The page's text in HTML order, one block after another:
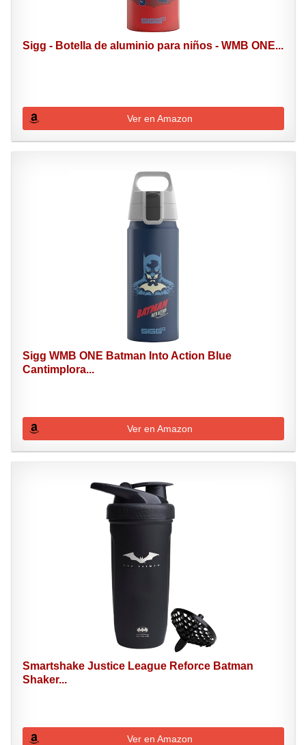
Sigg - Botella de aluminio para niños - WMB ONE...
Ver en Amazon
Sigg WMB ONE Batman Into Action Blue
Cantimplora...
Ver en Amazon
Smartshake Justice League Reforce Batman
Shaker...
Ver en Amazon